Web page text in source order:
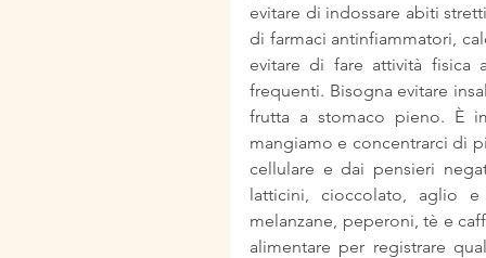
evitare di indossare abiti
di farmaci antinfiammatori,
evitare di fare attività
frequenti. Bisogna evitare
frutta a stomaco pieno. È
mangiamo e concentrarci di
cellulare e dai pensieri
latticini, cioccolato, aglio
melanzane, peperoni, tè e
alimentare per registrare